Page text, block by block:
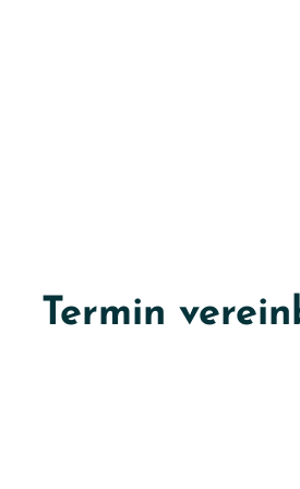
Termin